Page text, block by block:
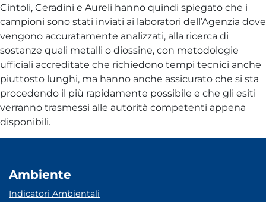
Cintoli, Ceradini e Aureli hanno quindi spiegato che i
campioni sono stati inviati ai laboratori dell’Agenzia dove
vengono accuratamente analizzati, alla ricerca di
sostanze quali metalli o diossine, con metodologie
ufficiali accreditate che richiedono tempi tecnici anche
piuttosto lunghi, ma hanno anche assicurato che si sta
procedendo il più rapidamente possibile e che gli esiti
verranno trasmessi alle autorità competenti appena
disponibili.
Ambiente
Indicatori Ambientali